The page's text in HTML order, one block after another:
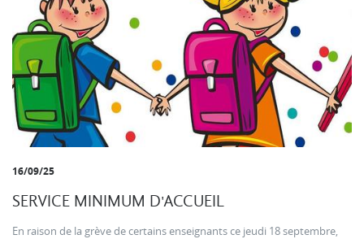
16/09/25
SERVICE MINIMUM D'ACCUEIL
En raison de la grève de certains enseignants ce jeudi 18 septembre,